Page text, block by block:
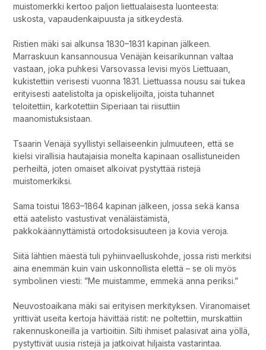
muistomerkki kertoo paljon liettualaisesta luonteesta:
uskosta, vapaudenkaipuusta ja sitkeydestä.
Ristien mäki sai alkunsa 1830–1831 kapinan jälkeen.
Marraskuun kansannousua Venäjän keisarikunnan valtaa
vastaan, joka puhkesi Varsovassa levisi myös Liettuaan,
kukistettiin verisesti vuonna 1831. Liettuassa nousu sai tukea
erityisesti aatelistolta ja opiskelijoilta, joista tuhannet
teloitettiin, karkotettiin Siperiaan tai riisuttiin
maanomistuksistaan.
Tsaarin Venäjä syyllistyi sellaiseenkin julmuuteen, että se
kielsi virallisia hautajaisia monelta kapinaan osallistuneiden
perheiltä, joten omaiset alkoivat pystyttää ristejä
muistomerkiksi.
Sama toistui 1863–1864 kapinan jälkeen, jossa sekä kansa
että aatelisto vastustivat venäläistämistä,
pakkokäännyttämistä ortodoksisuuteen ja kovia veroja.
Siitä lähtien mäestä tuli pyhiinvaelluskohde, jossa risti merkitsi
aina enemmän kuin vain uskonnollista elettä – se oli myös
symbolinen viesti: ”Me muistamme, emmekä anna periksi.”
Neuvostoaikana mäki sai erityisen merkityksen. Viranomaiset
yrittivät useita kertoja hävittää ristit: ne poltettiin, murskattiin
rakennuskoneilla ja vartioitiin. Silti ihmiset palasivat aina yöllä,
pystyttivät uusia ristejä ja jatkoivat hiljaista vastarintaa.